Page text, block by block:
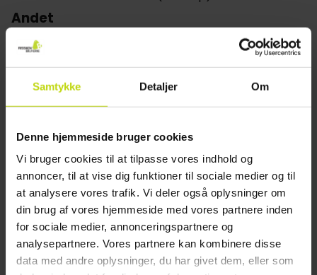
Samtykke Detaljer Om
Denne hjemmeside bruger cookies
Vi bruger cookies til at tilpasse vores indhold og
annoncer, til at vise dig funktioner til sociale medier og til
at analysere vores trafik. Vi deler også oplysninger om
din brug af vores hjemmeside med vores partnere inden
for sociale medier, annonceringspartnere og
analysepartnere. Vores partnere kan kombinere disse
data med andre oplysninger, du har givet dem, eller som
Andet
Parkering mod gebyr
Gratis internet
Wifi
Elevator
Byggeår: 1955
Renoveret: 2020
Opladning af elbil
Parkering i garage
Restaurant
Kun morgenmadsrestaurant
Bar